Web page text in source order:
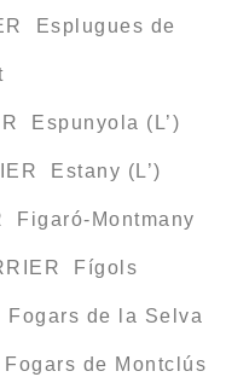
Esplugues de
Espunyola (L’)
Estany (L’)
Figaró-Montmany
Fígols
de la Selva
de Montclús